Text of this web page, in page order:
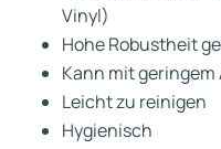
Vinyl)
Hohe Robustheit
Kann mit
Leicht zu reinigen
Hygienisch